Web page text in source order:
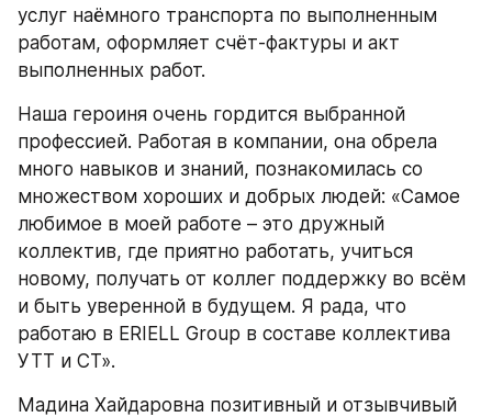
услуг наёмного транспорта по выполненным
работам, оформляет счёт-фактуры и акт
выполненных работ.
Наша героиня очень гордится выбранной
профессией. Работая в компании, она обрела
много навыков и знаний, познакомилась со
множеством хороших и добрых людей: «Самое
любимое в моей работе – это дружный
коллектив, где приятно работать, учиться
новому, получать от коллег поддержку во всём
и быть уверенной в будущем. Я рада, что
работаю в ERIELL Group в составе коллектива
УТТ и СТ».
Мадина Хайдаровна позитивный и отзывчивый